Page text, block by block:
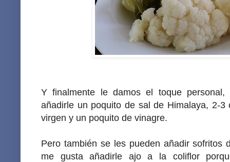
Y finalmente le damos el toque
añadirle un poquito de sal de Himalaya, 2-
virgen y un poquito de vinagre.
Pero también se les pueden añadir sofritos
me gusta añadirle ajo a la coliflor